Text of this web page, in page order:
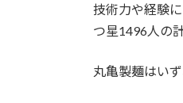
技術力や経験
つ星1496人の
丸亀製麺はい